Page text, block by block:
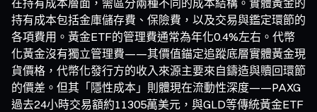
持有成本包括金庫儲存費、保險費，以及交易與鑑定環節的
各項費用。黃金ETF的管理費通常為年化0.4%左右。代幣
化黃金沒有獨立管理費——其價值錨定追蹤底層實體黃金現
貨價格，代幣化發行方的收入來源主要來自鑄造與贖回環節
的價差。但其「隱性成本」則體現在流動性深度——PAXG
過去24小時交易額約11305萬美元，與GLD等傳統黃金ETF